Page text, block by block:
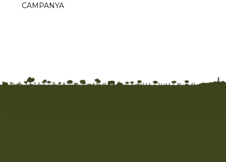
CAMPANYA